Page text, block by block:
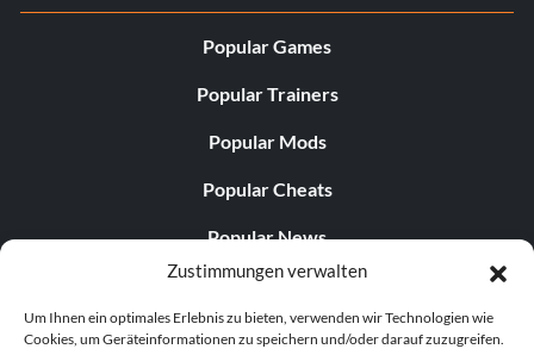
Zustimmungen verwalten
Um Ihnen ein optimales Erlebnis zu bieten, verwenden wir Technologien wie
Cookies, um Geräteinformationen zu speichern und/oder darauf zuzugreifen.
Popular Games
Popular Trainers
Popular Mods
Popular Cheats
Popular News
Popular Editorials
Popular Free Games